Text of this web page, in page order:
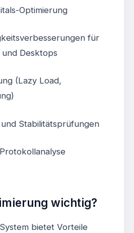
Optimierung
für
Desktops
(Lazy Load,
Stabilitätsprüfungen
wichtig?
bietet Vorteile